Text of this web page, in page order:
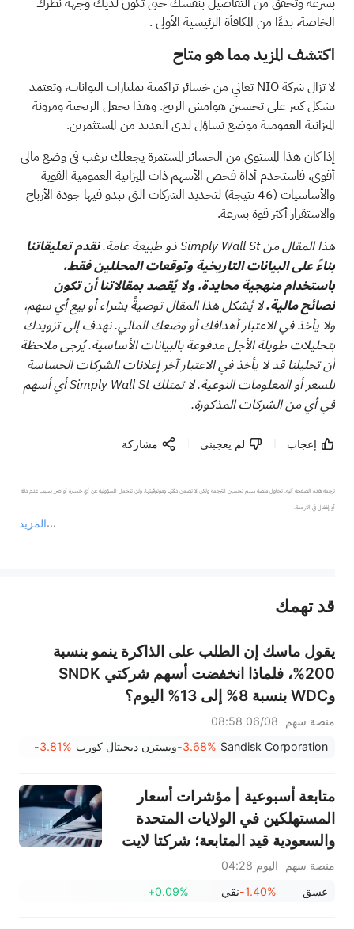
الخاصة، بدءًا من المكافأة الرئيسية الأولى.
اكتشف المزيد مما هو متاح
لا تزال شركة NIO تعاني من خسائر تراكمية بمليارات اليوانات، وتعتمد
بشكل كبير على تحسين هوامش الربح. وهذا يجعل الربحية ومرونة
الميزانية العمومية موضع تساؤل لدى العديد من المستثمرين.
إذا كان هذا المستوى من الخسائر المستمرة يجعلك ترغب في وضع مالي
أقوى، فاستخدم أداة فحص الأسهم ذات الميزانية العمومية القوية
والأساسيات (46 نتيجة)
لتحديد الشركات التي تبدو فيها جودة الأرباح
والاستقرار أكثر قوة بسرعة.
هذا المقال من Simply Wall St ذو طبيعة عامة.
نقدم تعليقاتنا
بناءً على البيانات التاريخية وتوقعات المحللين فقط،
باستخدام منهجية محايدة، ولا يُقصد بمقالاتنا أن تكون
نصائح مالية.لا يُشكل هذا المقال توصيةً بشراء أو بيع أي سهم،
ولا يأخذ في الاعتبار أهدافك أو وضعك المالي. نهدف إلى تزويدك
بتحليلات طويلة الأجل مدفوعة بالبيانات الأساسية. يُرجى ملاحظة
أن تحليلنا قد لا يأخذ في الاعتبار آخر إعلانات الشركات الحساسة
للسعر أو المعلومات النوعية. لا تمتلك Simply Wall St أي أسهم
في أي من الشركات المذكورة.
إعجاب لم يعجبنى مشاركة
المزيد
ترجمة هذه الصفحة آلية. تحاول منصة سهم تحسين الترجمة ولكن لا تضمن دقتها وموثوقيتها، ولن تتحمل المسؤولية عن أي خسارة أو ضرر بسبب عدم دقة
أو إغفال في الترجمة.
عند الضرورة، يرجى استشارة مستشار استثمار محترف. لا تقدم منصة سهم أي مشورة استثمارية، ولا تقدم أي التزامات أو ضمانات.
قد تهمك
يقول ماسك إن الطلب على الذاكرة ينمو بنسبة
200%، فلماذا انخفضت أسهم شركتي SNDK
وWDC بنسبة 8% إلى 13% اليوم؟
منصة سهم
06/08 08:58
Sandisk Corporation
-3.68%ويسترن ديجيتال كورب -3.81%
متابعة أسبوعية | مؤشرات أسعار
المستهلكين في الولايات المتحدة
والسعودية قيد المتابعة؛ شركتا لايت
وكور تعلنان عن أرباحهما؛ فعاليات
توزيع الأرباح لشركات سابك أغري-
منصة سهم
اليوم 04:28
عسق
-1.40%نقي +0.09%